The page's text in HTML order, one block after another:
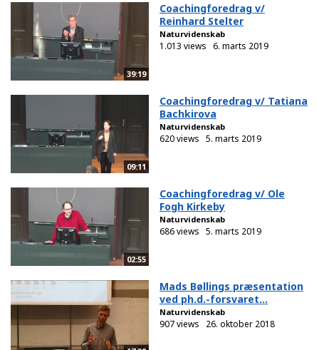
39:19
Coachingforedrag v/
Reinhard Stelter
Naturvidenskab
1.013 views 6. marts 2019
09:11
Coachingforedrag v/ Tatiana
Bachkirova
Naturvidenskab
620 views 5. marts 2019
02:55
Coachingforedrag v/ Ole
Fogh Kirkeby
Naturvidenskab
686 views 5. marts 2019
Mads Bøllings præsentation
ved ph.d.-forsvaret...
Naturvidenskab
907 views 26. oktober 2018